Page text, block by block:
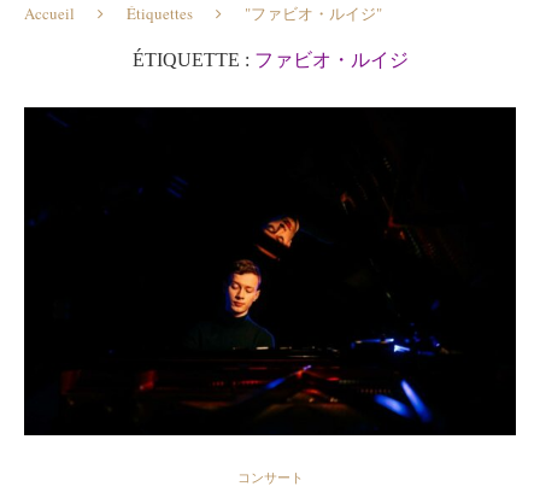
Accueil Étiquettes "ファビオ・ルイジ"
ÉTIQUETTE : ファビオ・ルイジ
コンサート